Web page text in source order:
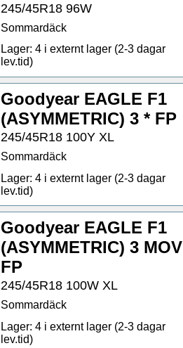
245/45R18 96W
Sommardäck
Lager: 4 i externt lager (2-3 dagar
lev.tid)
Goodyear EAGLE F1
(ASYMMETRIC) 3 * FP
245/45R18 100Y XL
Sommardäck
Lager: 4 i externt lager (2-3 dagar
lev.tid)
Goodyear EAGLE F1
(ASYMMETRIC) 3 MOV
FP
245/45R18 100W XL
Sommardäck
Lager: 4 i externt lager (2-3 dagar
lev.tid)